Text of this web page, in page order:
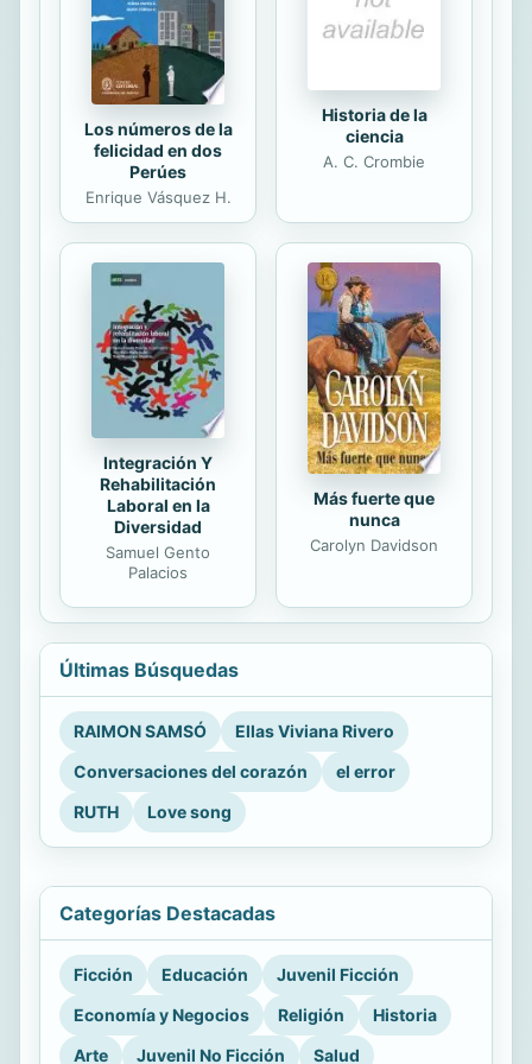
obra de Levi Pinfold, ganador de la
Medalla Kate Greenaway, cada uno
de los libros...
Los números de la
felicidad en dos
Perúes
Enrique Vásquez H.
Historia de la
ciencia
A. C. Crombie
Integración Y
Rehabilitación
Laboral en la
Diversidad
Samuel Gento
Palacios
Más fuerte que
nunca
Carolyn Davidson
Últimas Búsquedas
RAIMON SAMSÓ
Ellas Viviana Rivero
Conversaciones del corazón
el error
RUTH
Love song
Categorías Destacadas
Ficción Educación
Juvenil Ficción
Economía y Negocios
Religión
Historia
Arte
Juvenil No Ficción Salud